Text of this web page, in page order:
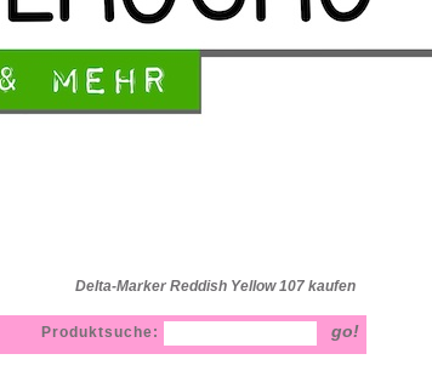
Delta-Marker Reddish Yellow 107 kaufen
Produktsuche: